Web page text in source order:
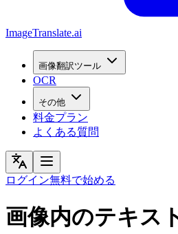
ImageTranslate.ai
画像翻訳ツール
OCR
その他
料金プラン
よくある質問
ログイン無料で始める
画像内のテキス